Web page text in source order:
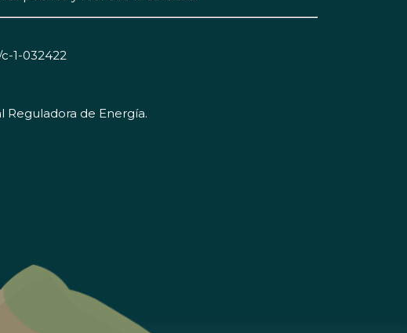
1-032422
Reguladora de Energía.